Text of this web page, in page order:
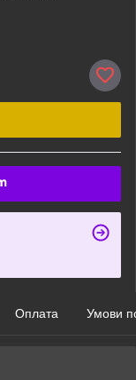
Оплата Умови